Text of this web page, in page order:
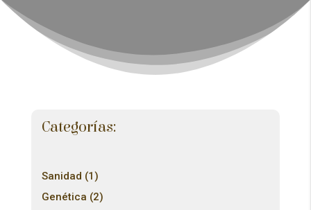
Categorías:
Sanidad 11
product
Genética 22